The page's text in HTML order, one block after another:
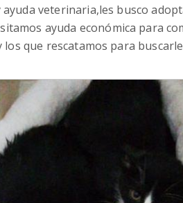
veterinaria,les busco
ayuda económica para
que rescatamos para